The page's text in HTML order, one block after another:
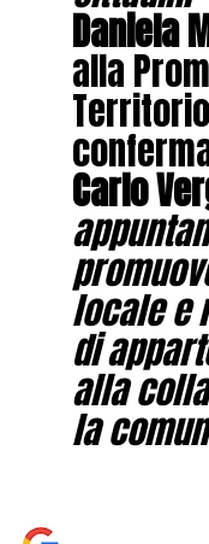
Daniela
alla
Carlo
locale e
di
alla
la